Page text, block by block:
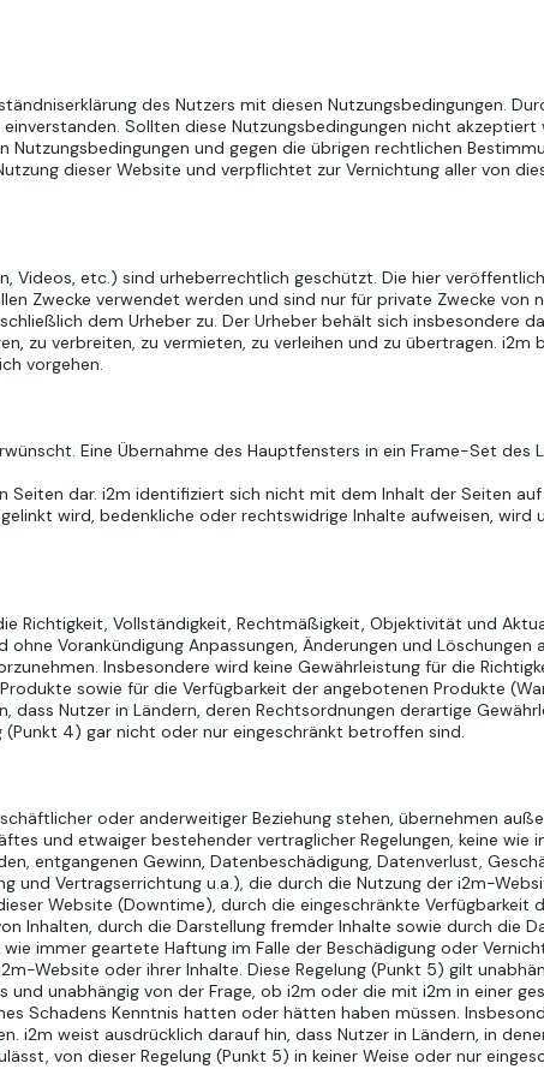
des Nutzers mit diesen Nutzungsbedingungen.
Sollten diese Nutzungsbedingungen nicht akzeptiert
und gegen die übrigen rechtlichen
dieser Website und verpflichtet zur Vernichtung aller von
Videos, etc.) sind urheberrechtlich geschützt. Die hier
Zwecke verwendet werden und sind nur für private Zwecke von
dem Urheber zu. Der Urheber behält sich insbesondere
zu verbreiten, zu vermieten, zu verleihen und zu übertragen. i2m
vorgehen.
Eine Übernahme des Hauptfensters in ein Frame-Set des
Seiten dar. i2m identifiziert sich nicht mit dem Inhalt der Seiten
wird, bedenkliche oder rechtswidrige Inhalte aufweisen, wird
Richtigkeit, Vollständigkeit, Rechtmäßigkeit, Objektivität und
Vorankündigung Anpassungen, Änderungen und Löschungen
Insbesondere wird keine Gewährleistung für die
sowie für die Verfügbarkeit der angebotenen Produkte
Nutzer in Ländern, deren Rechtsordnungen derartige
4) gar nicht oder nur eingeschränkt betroffen sind.
oder anderweitiger Beziehung stehen, übernehmen
und etwaiger bestehender vertraglicher Regelungen, keine wie
entgangenen Gewinn, Datenbeschädigung, Datenverlust,
und Vertragserrichtung u.a.), die durch die Nutzung der i2m-
Website (Downtime), durch die eingeschränkte Verfügbarkeit
Inhalten, durch die Darstellung fremder Inhalte sowie durch die
immer geartete Haftung im Falle der Beschädigung oder
Website oder ihrer Inhalte. Diese Regelung (Punkt 5) gilt
und unabhängig von der Frage, ob i2m oder die mit i2m in einer
Schadens Kenntnis hatten oder hätten haben müssen.
i2m weist ausdrücklich darauf hin, dass Nutzer in Ländern, in
von dieser Regelung (Punkt 5) in keiner Weise oder nur